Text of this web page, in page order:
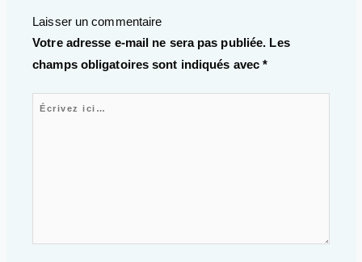
Laisser un commentaire
Votre adresse e-mail ne sera pas publiée. Les
champs obligatoires sont indiqués avec*